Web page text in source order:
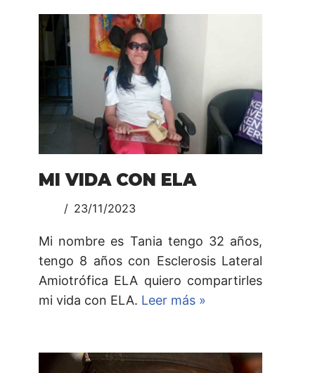
MI VIDA CON ELA
23/11/2023
Mi nombre es Tania tengo 32 años,
tengo 8 años con Esclerosis Lateral
Amiotrófica ELA quiero compartirles
mi vida con ELA. Leer más »